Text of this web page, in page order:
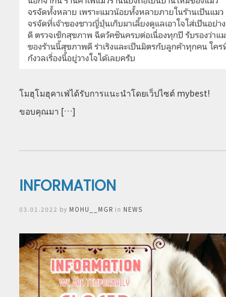
โมฮุโมฮุคาเฟ่ได้รับการแนะนำโดยเว็ปไซต์ mybest!
ขอบคุณมา […]
INFORMATION
Posted
03.01.2022 by MOHU__MGR in NEWS